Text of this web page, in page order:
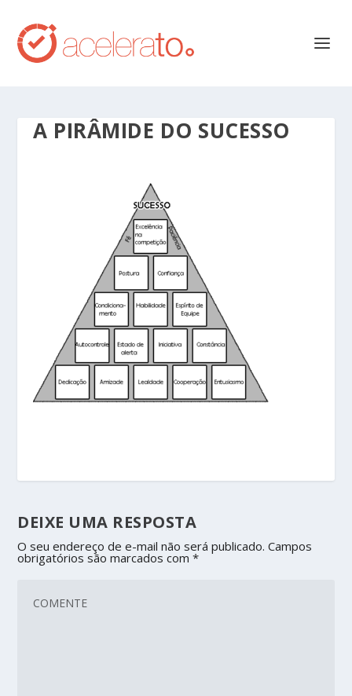
A PIRÂMIDE DO SUCESSO
DEIXE UMA RESPOSTA
O seu endereço de e-mail não será publicado. Campos
obrigatórios são marcados com*